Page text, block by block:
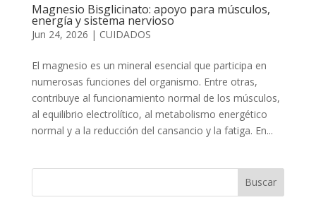
Magnesio Bisglicinato: apoyo para músculos,
energía y sistema nervioso
Jun 24, 2026 | CUIDADOS
El magnesio es un mineral esencial que participa en
numerosas funciones del organismo. Entre otras,
contribuye al funcionamiento normal de los músculos,
al equilibrio electrolítico, al metabolismo energético
normal y a la reducción del cansancio y la fatiga. En...
Buscar